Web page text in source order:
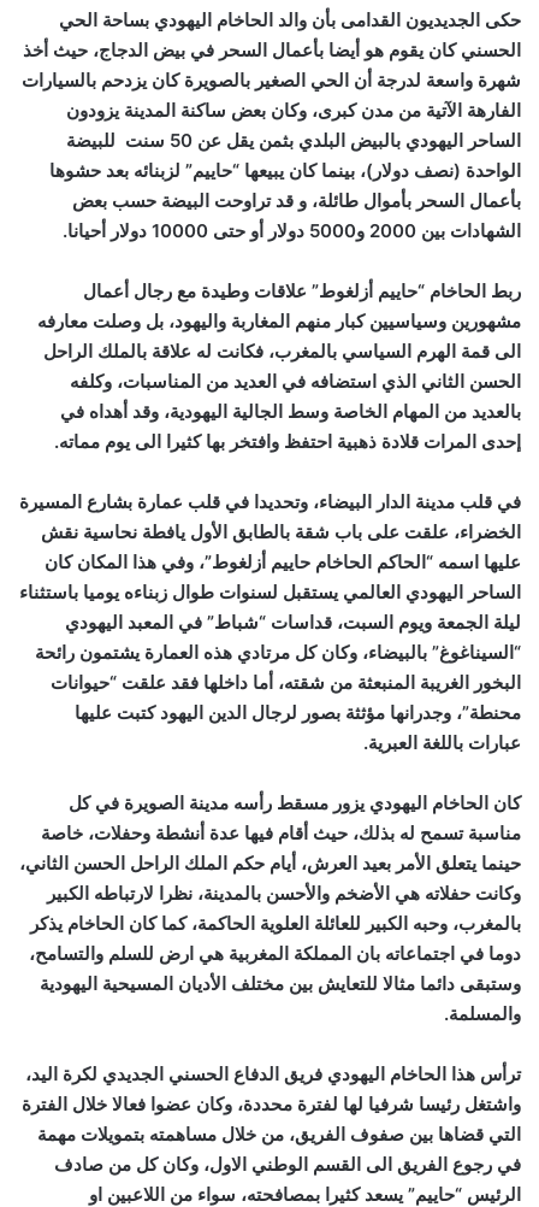
حكى الجديديون القدامى بأن والد الحاخام اليهودي بساحة الحي
الحسني كان يقوم هو أيضا بأعمال السحر في بيض الدجاج، حيث أخذ
شهرة واسعة لدرجة أن الحي الصغير بالصويرة كان يزدحم بالسيارات
الفارهة الآتية من مدن كبرى، وكان بعض ساكنة المدينة يزودون
الساحر اليهودي بالبيض البلدي بثمن يقل عن 50 سنت للبيضة
الواحدة (نصف دولار)، بينما كان يبيعها “حاييم” لزبنائه بعد حشوها
بأعمال السحر بأموال طائلة، و قد تراوحت البيضة حسب بعض
الشهادات بين 2000 و5000 دولار أو حتى 10000 دولار أحيانا.
ربط الحاخام “حاييم أزلغوط” علاقات وطيدة مع رجال أعمال
مشهورين وسياسيين كبار منهم المغاربة واليهود، بل وصلت معارفه
الى قمة الهرم السياسي بالمغرب، فكانت له علاقة بالملك الراحل
الحسن الثاني الذي استضافه في العديد من المناسبات، وكلفه
بالعديد من المهام الخاصة وسط الجالية اليهودية، وقد أهداه في
إحدى المرات قلادة ذهبية احتفظ وافتخر بها كثيرا الى يوم مماته.
في قلب مدينة الدار البيضاء، وتحديدا في قلب عمارة بشارع المسيرة
الخضراء، علقت على باب شقة بالطابق الأول يافطة نحاسية نقش
عليها اسمه “الحاكم الحاخام حاييم أزلغوط”، وفي هذا المكان كان
الساحر اليهودي العالمي يستقبل لسنوات طوال زبناءه يوميا باستثناء
ليلة الجمعة ويوم السبت، قداسات “شباط” في المعبد اليهودي
“السيناغوغ” بالبيضاء، وكان كل مرتادي هذه العمارة يشتمون رائحة
البخور الغريبة المنبعثة من شقته، أما داخلها فقد علقت “حيوانات
محنطة”، وجدرانها مؤثثة بصور لرجال الدين اليهود كتبت عليها
عبارات باللغة العبرية.
كان الحاخام اليهودي يزور مسقط رأسه مدينة الصويرة في كل
مناسبة تسمح له بذلك، حيث أقام فيها عدة أنشطة وحفلات، خاصة
حينما يتعلق الأمر بعيد العرش، أيام حكم الملك الراحل الحسن الثاني،
وكانت حفلاته هي الأضخم والأحسن بالمدينة، نظرا لارتباطه الكبير
بالمغرب، وحبه الكبير للعائلة العلوية الحاكمة، كما كان الحاخام يذكر
دوما في اجتماعاته بان المملكة المغربية هي ارض للسلم والتسامح،
وستبقى دائما مثالا للتعايش بين مختلف الأديان المسيحية اليهودية
والمسلمة.
ترأس هذا الحاخام اليهودي فريق الدفاع الحسني الجديدي لكرة اليد،
واشتغل رئيسا شرفيا لها لفترة محددة، وكان عضوا فعالا خلال الفترة
التي قضاها بين صفوف الفريق، من خلال مساهمته بتمويلات مهمة
في رجوع الفريق الى القسم الوطني الاول، وكان كل من صادف
الرئيس “حاييم” يسعد كثيرا بمصافحته، سواء من اللاعبين او